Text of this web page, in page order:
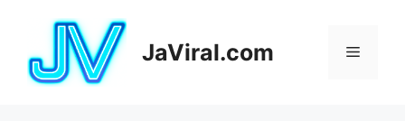
conteúdo
JaViral.com Menu